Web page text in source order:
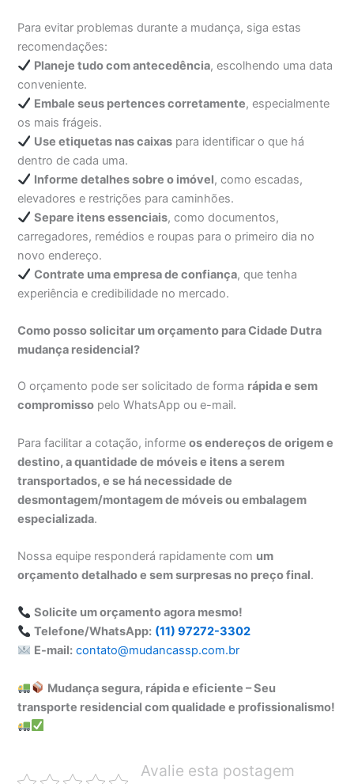
Para evitar problemas durante a mudança, siga estas
recomendações:
Planeje tudo com antecedência, escolhendo uma data
conveniente.
Embale seus pertences corretamente, especialmente
os mais frágeis.
Use etiquetas nas caixas para identificar o que há
dentro de cada uma.
Informe detalhes sobre o imóvel, como escadas,
elevadores e restrições para caminhões.
Separe itens essenciais, como documentos,
carregadores, remédios e roupas para o primeiro dia no
novo endereço.
Contrate uma empresa de confiança, que tenha
experiência e credibilidade no mercado.
Como posso solicitar um orçamento para Cidade Dutra
mudança residencial?
O orçamento pode ser solicitado de forma rápida e sem
compromisso pelo WhatsApp ou e-mail.
Para facilitar a cotação, informeos endereços de origem e
destino, a quantidade de móveis e itens a serem
transportados, e se há necessidade de
desmontagem/montagem de móveis ou embalagem
especializada.
Nossa equipe responderá rapidamente com um
orçamento detalhado e sem surpresas no preço final.
Solicite um orçamento agora mesmo!
Telefone/WhatsApp: (11) 97272-3302
E-mail: contato@mudancassp.com.br
Mudança segura, rápida e eficiente – Seu
transporte residencial com qualidade e profissionalismo!
Avalie esta postagem